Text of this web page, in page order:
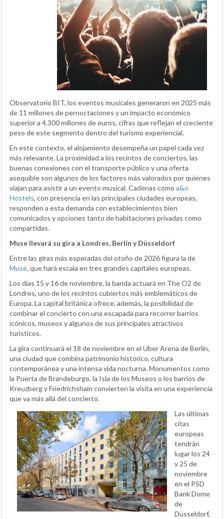
Observatorio BIT, los eventos musicales generaron en 2025 más
de 11 millones de pernoctaciones y un impacto económico
superior a 4.300 millones de euros, cifras que reflejan el creciente
peso de este segmento dentro del turismo experiencial.
En este contexto, el alojamiento desempeña un papel cada vez
más relevante. La proximidad a los recintos de conciertos, las
buenas conexiones con el transporte público y una oferta
asequible son algunos de los factores más valorados por quienes
viajan para asistir a un evento musical. Cadenas como a&o
Hostels, con presencia en las principales ciudades europeas,
responden a esta demanda con establecimientos bien
comunicados y opciones tanto de habitaciones privadas como
compartidas.
Muse llevará su gira a Londres, Berlín y Düsseldorf
Entre las giras más esperadas del otoño de 2026 figura la de
Muse, que hará escala en tres grandes capitales europeas.
Los días 15 y 16 de noviembre, la banda actuará en The O2 de
Londres, uno de los recintos cubiertos más emblemáticos de
Europa. La capital británica ofrece, además, la posibilidad de
combinar el concierto con una escapada para recorrer barrios
icónicos, museos y algunos de sus principales atractivos
turísticos.
La gira continuará el 18 de noviembre en el Uber Arena de Berlín,
una ciudad que combina patrimonio histórico, cultura
contemporánea y una intensa vida nocturna. Monumentos como
la Puerta de Brandeburgo, la Isla de los Museos o los barrios de
Kreuzberg y Friedrichshain convierten la visita en una experiencia
que va más allá del concierto.
Las últimas
citas
europeas
tendrán
lugar los 24
y 25 de
noviembre
en el PSD
Bank Dome
de
Düsseldorf,